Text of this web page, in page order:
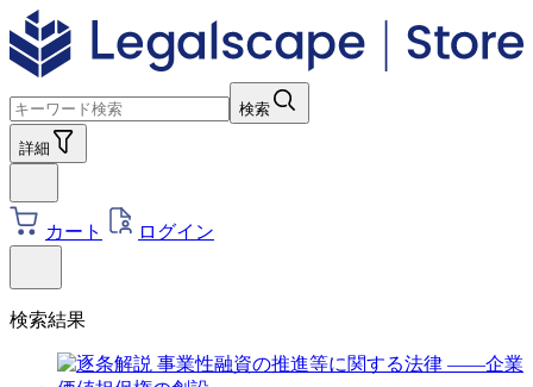
検索
詳細
カート ログイン
検索結果